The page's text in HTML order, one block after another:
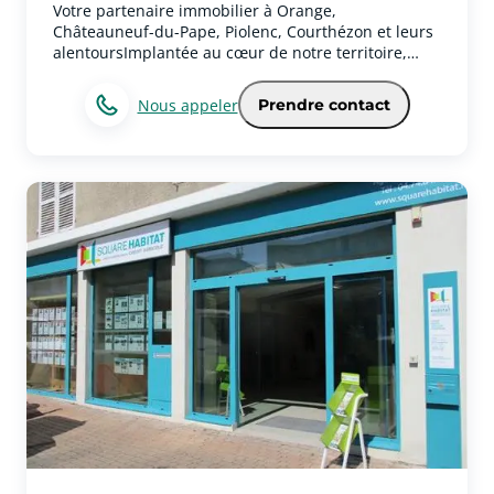
Votre partenaire immobilier à Orange,
Châteauneuf-du-Pape, Piolenc, Courthézon et leurs
alentoursImplantée au cœur de notre territoire,
tous vos projets d’achat, de vente, de location et
d’investissement à Orange, Châteauneuf-du-Pape,
Piolenc, Courthézon et dans les communes
marché immobilier local nous permet de vous
proposer un accompagnement personnalisé, fondé
sur l’écoute, la disponibilité et la transparence.
Chaque projet est unique, c’est pourquoi nous
prenons le temps de comprendre vos attentes afin
de vous offrir des conseils adaptés et un suivi
rigoureux à chaque étape.Que vous souhaitiez
vendre votre bien au meilleur prix, trouver la
maison de vos rêves, acquérir un appartement, un
terrain ou réaliser un investissement locatif, notre
équipe met son expertise et son réseau à votre
service pour concrétiser votre projet dans les
meilleures conditions.Ancrés dans la vie locale,
nous sommes fiers de contribuer au dynamisme de
notre région en accompagnant nos clients avec
Prendre contact
Nous appeler